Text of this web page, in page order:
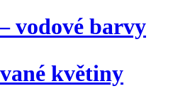
vodové barvy
květiny